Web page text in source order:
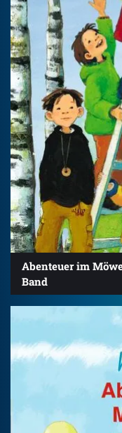
Abenteuer im
Band